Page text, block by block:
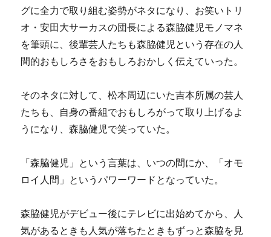
グに全力で取り組む姿勢がネタになり、お笑いトリ
オ・安田大サーカスの団長による森脇健児モノマネ
を筆頭に、後輩芸人たちも森脇健児という存在の人
間的おもしろさをおもしろおかしく伝えていった。
そのネタに対して、松本周辺にいた吉本所属の芸人
たちも、自身の番組でおもしろがって取り上げるよ
うになり、森脇健児で笑っていた。
「森脇健児」という言葉は、いつの間にか、「オモ
ロイ人間」というパワーワードとなっていた。
森脇健児がデビュー後にテレビに出始めてから、人
気があるときも人気が落ちたときもずっと森脇を見